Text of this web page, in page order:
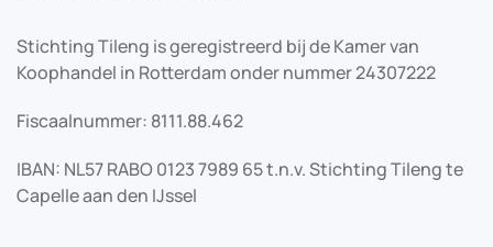
Stichting Tileng is geregistreerd bij de Kamer van
Koophandel in Rotterdam onder nummer 24307222
Fiscaalnummer: 8111.88.462
IBAN: NL57 RABO 0123 7989 65 t.n.v. Stichting Tileng te
Capelle aan den IJssel